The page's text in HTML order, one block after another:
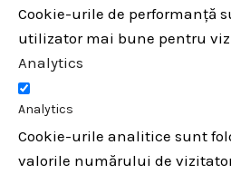
Cookie-urile de performanță
utilizator mai bune pentru
Analytics
Analytics
Cookie-urile analitice sunt
valorile numărului de